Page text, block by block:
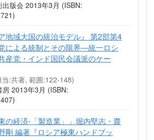
版会 2013年3月 (ISBN:
地域大国の統治モデル』 第2部第4
による統制とその限界―統一ロシ
産党・インド国民会議派のケー
:共著, 範囲:122-148)
房 2013年3月 (ISBN:
の経済-「製造業」」堀内堅志・齋
剛 編著『ロシア極東ハンドブッ